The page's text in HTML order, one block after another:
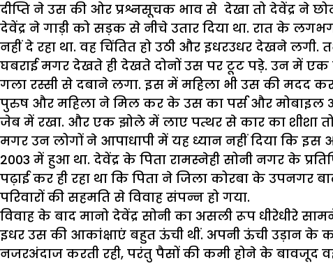
दीप्ति ने उस की ओर प्रश्नसूचक भाव से देखा तो देवेंद्र ने
देवेंद्र ने गाड़ी को सड़क से नीचे उतार दिया था. रात के
नहीं दे रहा था. वह चिंतित हो उठी और इधरउधर देखने
घबराई मगर देखते ही देखते दोनों उस पर टूट पड़े. उन में
गला रस्सी से दबाने लगा. इस में महिला भी उस की मदद
पुरुष और महिला ने मिल कर के उस का पर्स और
जेब में रखा. और एक झोले में लाए पत्थर से कार का शीशा
मगर उन लोगों ने आपाधापी में यह ध्यान नहीं दिया कि इस
2003 में हुआ था. देवेंद्र के पिता रामस्नेही सोनी नगर के
पढ़ाई कर ही रहा था कि पिता ने जिला कोरबा के उपनगर
परिवारों की सहमति से विवाह संपन्न हो गया.
विवाह के बाद मानो देवेंद्र सोनी का असली रूप धीरेधीरे
इधर उस की आकांक्षाएं बहुत ऊंची थीं. अपनी ऊंची उड़ान के
नजरअंदाज करती रही, परंतु पैसों की कमी होने के बावजूद